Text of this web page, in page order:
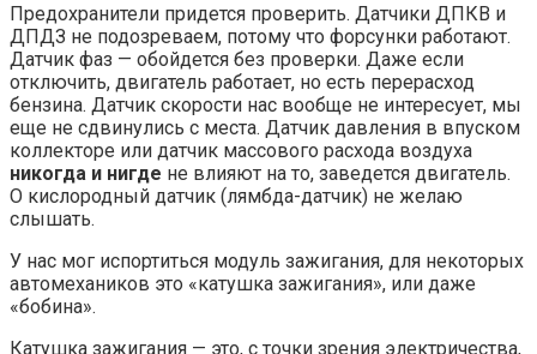
Предохранители придется проверить. Датчики ДПКВ и
ДПДЗ не подозреваем, потому что форсунки работают.
Датчик фаз — обойдется без проверки. Даже если
отключить, двигатель работает, но есть перерасход
бензина. Датчик скорости нас вообще не интересует, мы
еще не сдвинулись с места. Датчик давления в впуском
коллекторе или датчик массового расхода воздуха
никогда и нигде не влияют на то, заведется двигатель.
О кислородный датчик (лямбда-датчик) не желаю
слышать.
У нас мог испортиться модуль зажигания, для некоторых
автомехаников это «катушка зажигания», или даже
«бобина».
Катушка зажигания — это, с точки зрения электричества,